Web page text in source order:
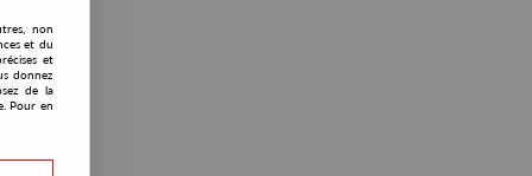
non
et du
et
donnez
de la
Pour en